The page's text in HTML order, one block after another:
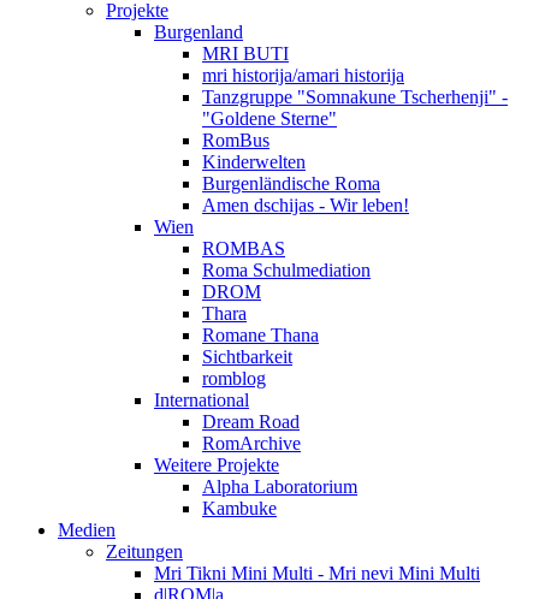
Projekte
Burgenland
MRI BUTI
mri historija/amari historija
Tanzgruppe "Somnakune Tscherhenji" -
"Goldene Sterne"
RomBus
Kinderwelten
Burgenländische Roma
Amen dschijas - Wir leben!
Wien
ROMBAS
Roma Schulmediation
DROM
Thara
Romane Thana
Sichtbarkeit
romblog
International
Dream Road
RomArchive
Weitere Projekte
Alpha Laboratorium
Kambuke
Medien
Zeitungen
Mri Tikni Mini Multi - Mri nevi Mini Multi
d|ROM|a